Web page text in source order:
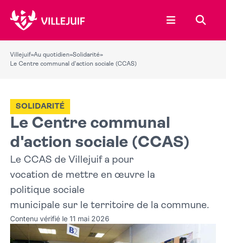
Ouvrir le
Villejuif»Au quotidien»Solidarité»
Le Centre communal d'action sociale (CCAS)
Le Centre communal
d'action sociale (CCAS)
SOLIDARITÉ
Le CCAS de Villejuif a pour
vocation de mettre en œuvre la
politique sociale
municipale sur le territoire de la commune.
Contenu vérifié le 11 mai 2026